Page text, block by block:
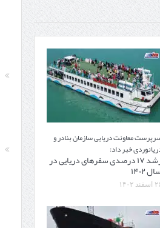
معاونت دریایی سازمان بنادر و
خبر داد:
رشد ۱۷ درصدی سفرهای دریایی در
۱۴۰۲
۱۴۰۲